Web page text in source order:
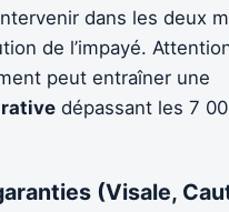
dans les deux
de l’impayé.
peut entraîner une
dépassant les 7
(Visale,